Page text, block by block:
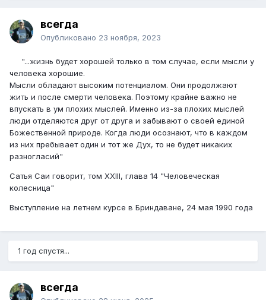
всегда
Опубликовано 23 ноября, 2023
"...жизнь будет хорошей только в том случае, если мысли у
человека хорошие.
Мысли обладают высоким потенциалом. Они продолжают
жить и после смерти человека. Поэтому крайне важно не
впускать в ум плохих мыслей. Именно из-за плохих мыслей
люди отделяются друг от друга и забывают о своей единой
Божественной природе. Когда люди осознают, что в каждом
из них пребывает один и тот же Дух, то не будет никаких
разногласий"
Сатья Саи говорит, том XXIII, глава 14 "Человеческая
колесница"
Выступление на летнем курсе в Бриндаване, 24 мая 1990 года
1 год спустя...
всегда